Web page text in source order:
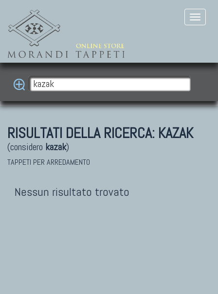
RISULTATI DELLA RICERCA: KAZAK
(considero kazak)
TAPPETI PER ARREDAMENTO
Nessun risultato trovato